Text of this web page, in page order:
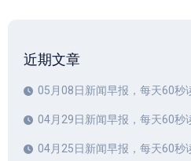
近期文章
05月08日新闻早报，每天60秒
04月29日新闻早报，每天60秒
04月25日新闻早报，每天60秒